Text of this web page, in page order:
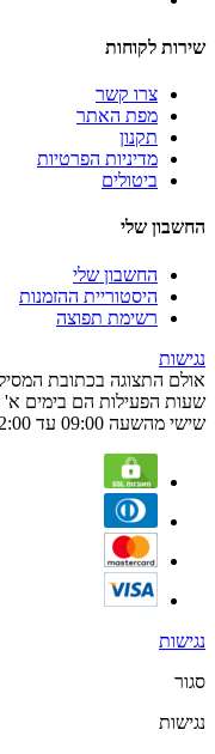
שירות לקוחות
צרו קשר
מפת האתר
תקנון
מדיניות הפרטיות
ביטולים
החשבון שלי
החשבון שלי
היסטוריית ההזמנות
רשימת תפוצה
נגישות
שישי מהשעה 09:00 עד 12:00.
נגישות
סגור
נגישות